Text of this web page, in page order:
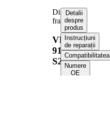
Disc
frana
VKBD
91048
S2
Detalii
despre
produs
Instrucțiuni
de reparații
Compatibilitatea
Numere
OE